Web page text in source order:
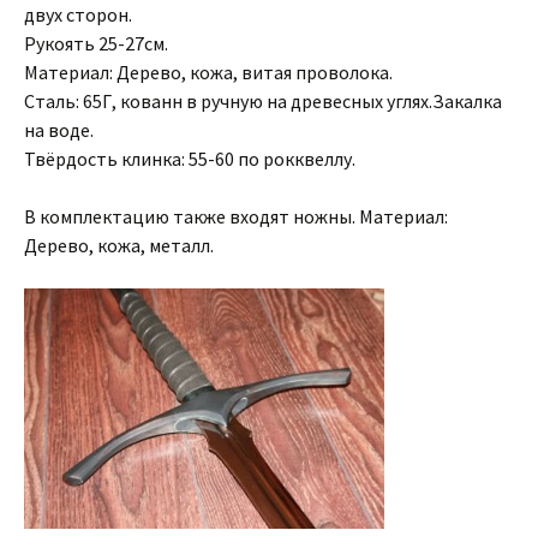
двух сторон.
Рукоять 25-27см.
Материал: Дерево, кожа, витая проволока.
Сталь: 65Г, кованн в ручную на древесных углях.Закалка
на воде.
Твёрдость клинка: 55-60 по рокквеллу.
В комплектацию также входят ножны. Материал:
Дерево, кожа, металл.